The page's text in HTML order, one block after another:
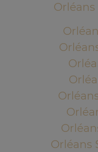
Orléans